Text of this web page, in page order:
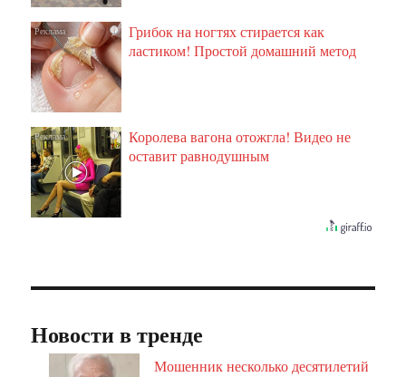
i
Грибок на ногтях стирается как
ластиком! Простой домашний метод
i
Королева вагона отожгла! Видео не
оставит равнодушным
Новости в тренде
Мошенник несколько десятилетий